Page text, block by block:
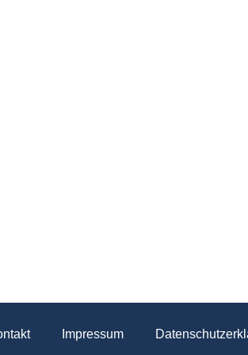
Impressum